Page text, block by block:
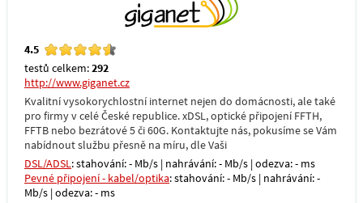
4.5
testů celkem:292
http://www.giganet.cz
Kvalitní vysokorychlostní internet nejen do domácnosti, ale také
pro firmy v celé České republice. xDSL, optické připojení FFTH,
FFTB nebo bezrátové 5 či 60G. Kontaktujte nás, pokusíme se Vám
nabídnout službu přesně na míru, dle Vaši
DSL/ADSL: stahování: - Mb/s | nahrávání: - Mb/s | odezva: - ms
Pevné připojení - kabel/optika: stahování: - Mb/s | nahrávání: -
Mb/s | odezva: - ms